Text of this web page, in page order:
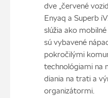
dve „červené
Enyaq a Superb
slúžia ako
sú vybavené
pokročilými
technológiami na
diania na trati a
organizátormi.